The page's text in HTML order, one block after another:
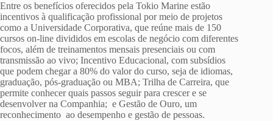
Entre os benefícios oferecidos pela Tokio Marine estão
incentivos à qualificação profissional por meio de projetos
como a Universidade Corporativa, que reúne mais de 150
cursos on-line divididos em escolas de negócio com diferentes
focos, além de treinamentos mensais presenciais ou com
transmissão ao vivo; Incentivo Educacional, com subsídios
que podem chegar a 80% do valor do curso, seja de idiomas,
graduação, pós-graduação ou MBA; Trilha de Carreira, que
permite conhecer quais passos seguir para crescer e se
desenvolver na Companhia; e Gestão de Ouro, um
reconhecimento ao desempenho e gestão de pessoas.